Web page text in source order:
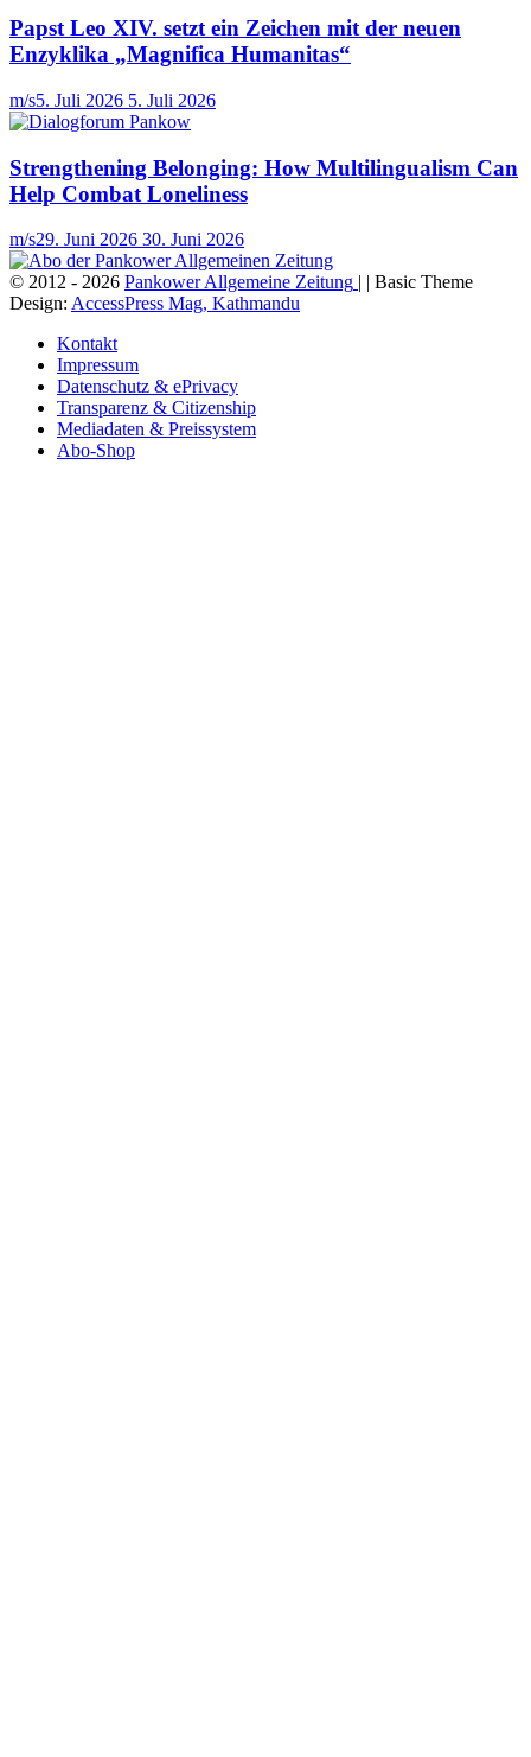
Papst Leo XIV. setzt ein Zeichen mit der neuen
Enzyklika „Magnifica Humanitas“
m/s5. Juli 2026 5. Juli 2026
Strengthening Belonging: How Multilingualism Can
Help Combat Loneliness
m/s29. Juni 2026 30. Juni 2026
© 2012 - 2026 Pankower Allgemeine Zeitung | | Basic Theme
Design: AccessPress Mag, Kathmandu
Kontakt
Impressum
Datenschutz & ePrivacy
Transparenz & Citizenship
Mediadaten & Preissystem
Abo-Shop